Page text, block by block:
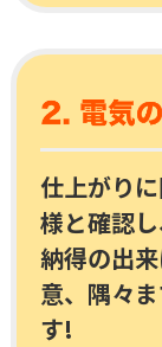
仕上がり
様と確認し
納得の出
意、隅々
す!